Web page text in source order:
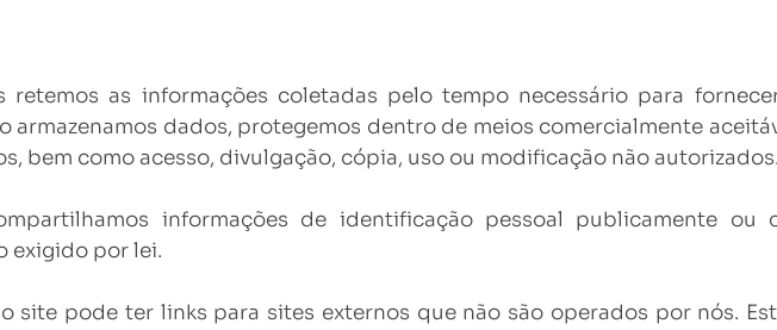
retemos as informações coletadas pelo tempo necessário para
armazenamos dados, protegemos dentro de meios comercialmente
bem como acesso, divulgação, cópia, uso ou modificação não autorizados.
informações de identificação pessoal publicamente ou
exigido por lei.
site pode ter links para sites externos que não são operados por nós.